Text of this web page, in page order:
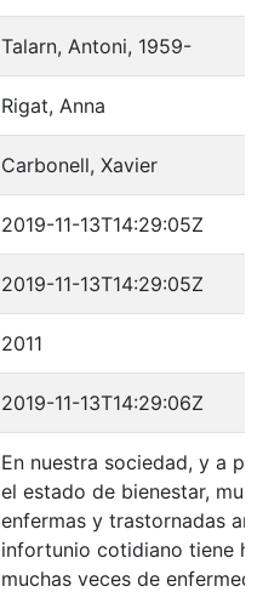
Talarn, Antoni, 1959-
Rigat, Anna
Carbonell, Xavier
2019-11-13T14:29:05Z
2019-11-13T14:29:05Z
2011
2019-11-13T14:29:06Z
En nuestra sociedad, y a
el estado de bienestar,
enfermas y trastornadas
infortunio cotidiano tiene
muchas veces de